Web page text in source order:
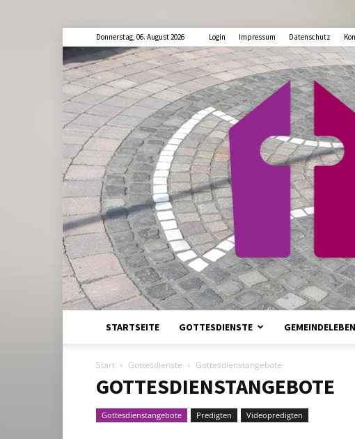
Donnerstag, 06. August 2026 Login Impressum Datenschutz
STARTSEITE GOTTESDIENSTE GEMEINDELEBEN
Start Gottesdienste Gottesdienstangebote
GOTTESDIENSTANGEBOTE
Gottesdienstangebote Predigten Videopredigten